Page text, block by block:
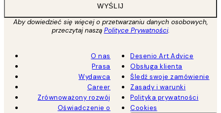
WYŚLIJ
Aby dowiedzieć się więcej o przetwarzaniu danych osobowych,
przeczytaj naszą Polityce Prywatności.
O nas
Prasa
Wydawca
Career
Zrównoważony rozwój
Oświadczenie o
Desenio Art Advice
Obsługa klienta
Śledź swoje zamówienie
Zasady i warunki
Polityka prywatności
Cookies